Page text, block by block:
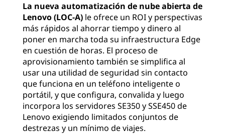
La nueva automatización de nube abierta de
Lenovo (LOC-A) le ofrece un ROI y perspectivas
más rápidos al ahorrar tiempo y dinero al
poner en marcha toda su infraestructura Edge
en cuestión de horas. El proceso de
aprovisionamiento también se simplifica al
usar una utilidad de seguridad sin contacto
que funciona en un teléfono inteligente o
portátil, y que configura, convalida y luego
incorpora los servidores SE350 y SSE450 de
Lenovo exigiendo limitados conjuntos de
destrezas y un mínimo de viajes.